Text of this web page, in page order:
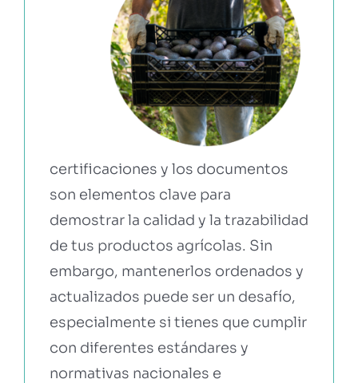
COMUNIDAD AGRI
PRUÉBALO GRATIS
certificaciones y los documentos
son elementos clave para
demostrar la calidad y la trazabilidad
de tus productos agrícolas. Sin
embargo, mantenerlos ordenados y
actualizados puede ser un desafío,
especialmente si tienes que cumplir
con diferentes estándares y
normativas nacionales e